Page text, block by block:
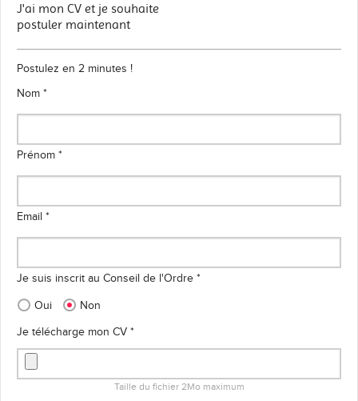
J'ai mon CV et je souhaite
postuler maintenant
Postulez en 2 minutes !
Nom *
Prénom *
Email *
Je suis inscrit au Conseil de l'Ordre *
Oui
Non
Je télécharge mon CV *
Taille du fichier 2Mo maximum